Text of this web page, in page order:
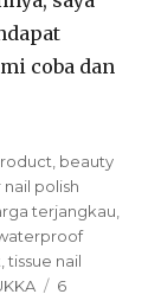
coba dan
beauty
polish
terjangkau
,tissue nail
6